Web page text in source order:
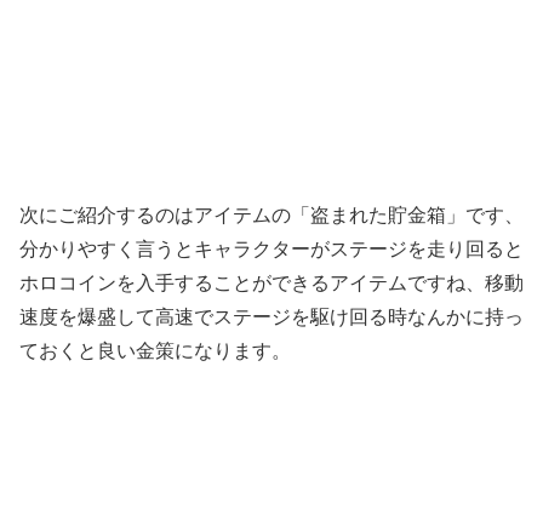
次にご紹介するのはアイテムの「盗まれた貯金箱」です、
分かりやすく言うとキャラクターがステージを走り回ると
ホロコインを入手することができるアイテムですね、移動
速度を爆盛して高速でステージを駆け回る時なんかに持っ
ておくと良い金策になります。